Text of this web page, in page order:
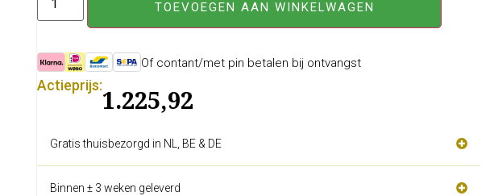
TOEVOEGEN AAN WINKELWAGEN
Of contant/met pin betalen bij ontvangst
Actieprijs:
1.225,92
Gratis thuisbezorgd in NL, BE & DE
Binnen ± 3 weken geleverd